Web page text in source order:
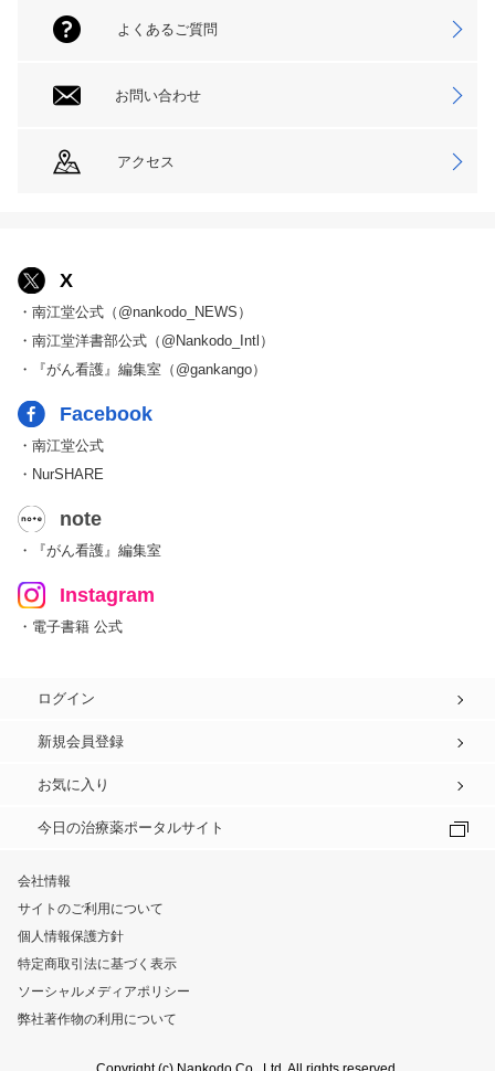
よくあるご質問
お問い合わせ
アクセス
X
・南江堂公式（@nankodo_NEWS）
・南江堂洋書部公式（@Nankodo_Intl）
・『がん看護』編集室（@gankango）
Facebook
・南江堂公式
・NurSHARE
note
・『がん看護』編集室
Instagram
・電子書籍 公式
ログイン
新規会員登録
お気に入り
今日の治療薬ポータルサイト
会社情報
サイトのご利用について
個人情報保護方針
特定商取引法に基づく表示
ソーシャルメディアポリシー
弊社著作物の利用について